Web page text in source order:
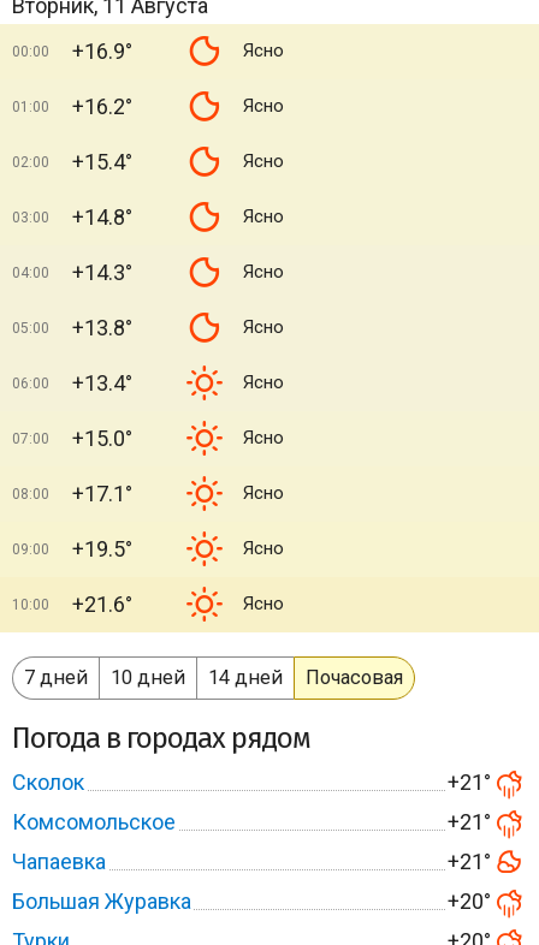
Вторник, 11 Августа
00:00 +16.9° Ясно
01:00 +16.2° Ясно
02:00 +15.4° Ясно
03:00 +14.8° Ясно
04:00 +14.3° Ясно
05:00 +13.8° Ясно
06:00 +13.4° Ясно
07:00 +15.0° Ясно
08:00 +17.1° Ясно
09:00 +19.5° Ясно
10:00 +21.6° Ясно
7 дней 10 дней 14 дней Почасовая
Погода в городах рядом
Сколок
+21°
Комсомольское
+21°
Чапаевка
+21°
Большая Журавка
+20°